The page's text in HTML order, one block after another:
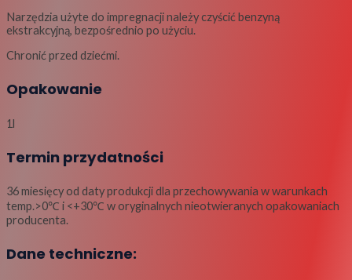
Narzędzia użyte do impregnacji należy czyścić benzyną
ekstrakcyjną, bezpośrednio po użyciu.
Chronić przed dziećmi.
Opakowanie
1l
Termin przydatności
36 miesięcy od daty produkcji dla przechowywania w warunkach
temp.>0℃ i <+30℃ w oryginalnych nieotwieranych opakowaniach
producenta.
Dane techniczne: